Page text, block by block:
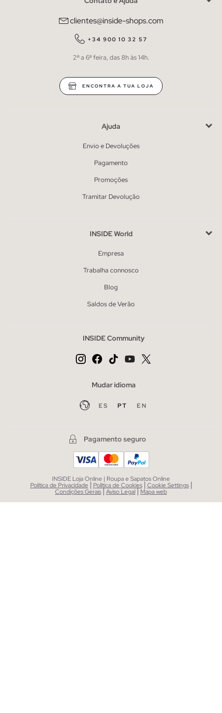
clientes@inside-shops.com
+34 900 10 32 57
2ª a 6ª feira, das 8h às 14h.
ENCONTRA A TUA LOJA
Ajuda
Envio e Devoluções
Pagamento
Promoções
Tramitar Devolução
INSIDE World
Empresa
Trabalha connosco
Blog
Saldos de Verão
INSIDE Community
Mudar idioma
ES PT EN
Pagamento seguro
INSIDE Loja Online | Roupa e Sapatos Online
Política de Privacidade | Política de Cookies | Cookie Settings |
Condições Gerais|Aviso Legal| Mapa web